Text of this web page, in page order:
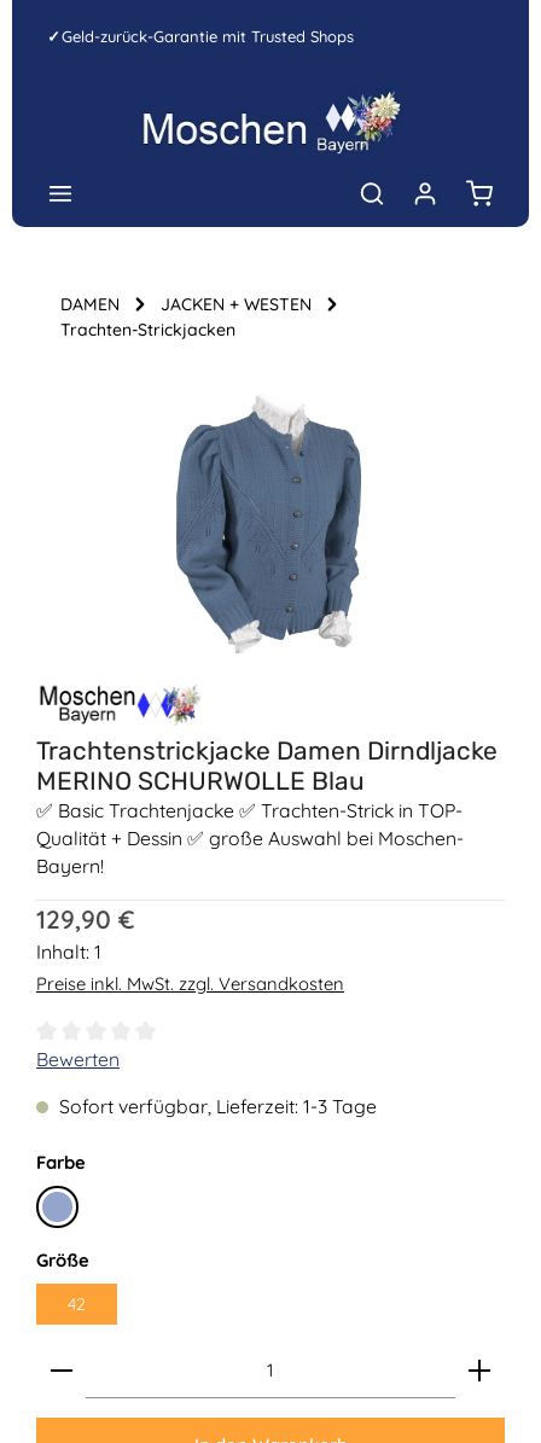
Zum Hauptinhalt springen
✓Geld-zurück-Garantie mit Trusted Shops
DAMEN
JACKEN + WESTEN
Trachten-Strickjacken
Bildergalerie überspringen
Trachtenstrickjacke Damen Dirndljacke
MERINO SCHURWOLLE Blau
✅ Basic Trachtenjacke ✅ Trachten-Strick in TOP-
Qualität + Dessin ✅ große Auswahl bei Moschen-
Bayern!
Regulärer Preis:
129,90 €
Inhalt: 1
Preise inkl. MwSt. zzgl. Versandkosten
Durchschnittliche Bewertung von 0 von 5 Sternen
Bewerten
Sofort verfügbar, Lieferzeit: 1-3 Tage
Farbeauswählen
Rauchblau
Größeauswählen
42
Produkt Anzahl: Gib den gewünschten Wert ein